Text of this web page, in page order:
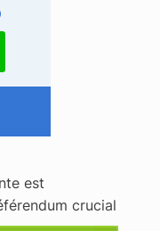
est
crucial